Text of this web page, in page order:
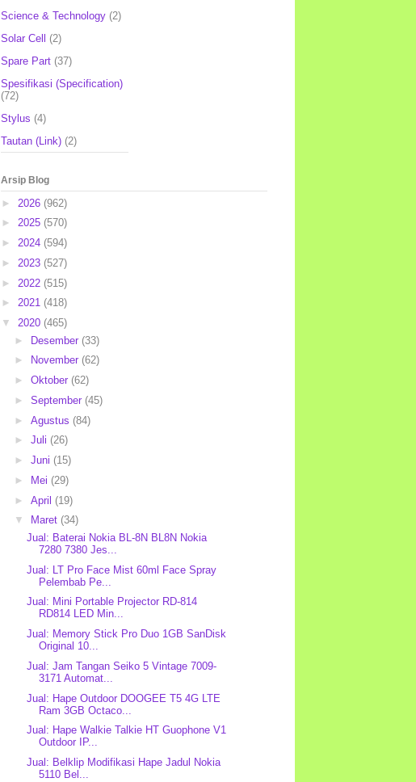
Science & Technology (2)
Solar Cell (2)
Spare Part (37)
Spesifikasi (Specification)
(72)
Stylus (4)
Tautan (Link) (2)
Arsip Blog
► 2026 (962)
► 2025 (570)
► 2024 (594)
► 2023 (527)
► 2022 (515)
► 2021 (418)
▼ 2020 (465)
► Desember (33)
►
November (62)
► Oktober (62)
► September (45)
► Agustus (84)
► Juli (26)
► Juni (15)
►
Mei (29)
► April (19)
▼
Maret (34)
Jual: Baterai Nokia BL-8N BL8N Nokia
7280 7380 Jes...
Jual: LT Pro Face Mist 60ml Face Spray
Pelembab Pe...
Jual: Mini Portable Projector RD-814
RD814 LED Min...
Jual: Memory Stick Pro Duo 1GB SanDisk
Original 10...
Jual: Jam Tangan Seiko 5 Vintage 7009-
3171 Automat...
Jual: Hape Outdoor DOOGEE T5 4G LTE
Ram 3GB Octaco...
Jual: Hape Walkie Talkie HT Guophone V1
Outdoor IP...
Jual: Belklip Modifikasi Hape Jadul Nokia
5110 Bel...